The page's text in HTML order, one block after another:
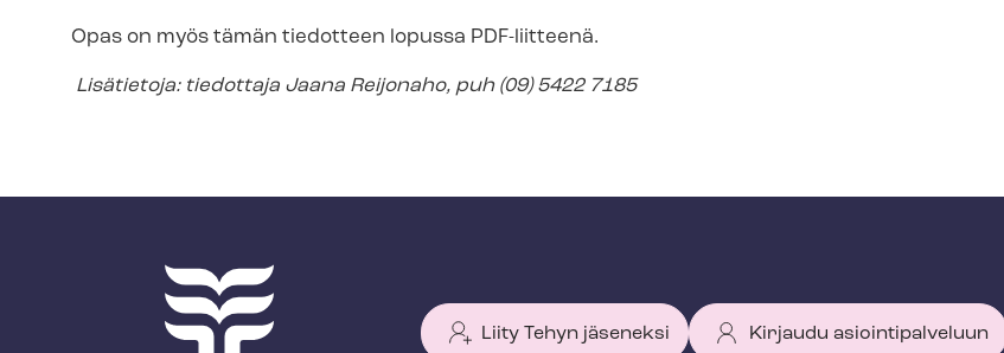
Opas on myös tämän tiedotteen lopussa PDF-liitteenä.
Lisätietoja: tiedottaja Jaana Reijonaho, puh (09) 5422 7185
Liity Tehyn jäseneksi Kirjaudu asiointipalveluun